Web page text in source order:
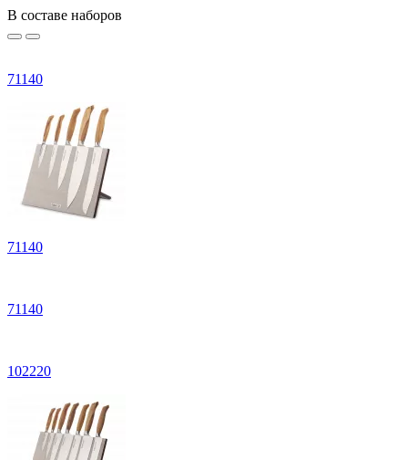
В составе наборов
71140
71140
71140
102220